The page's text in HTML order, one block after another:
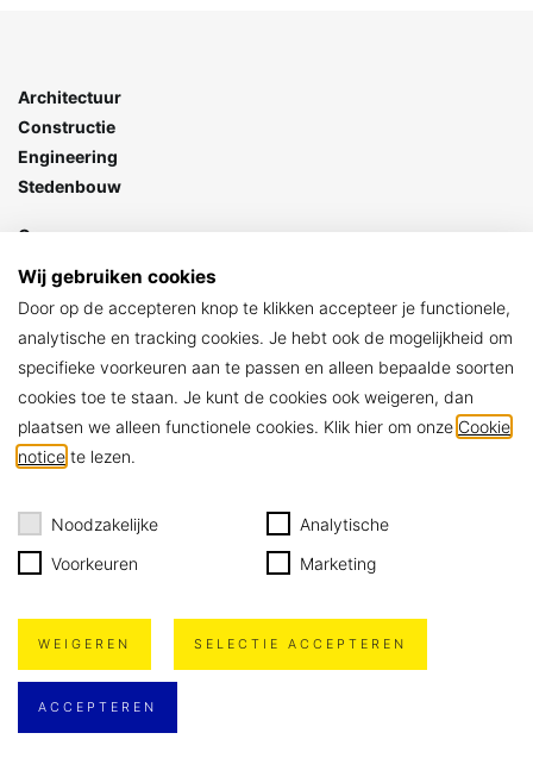
Architectuur
Constructie
Engineering
Stedenbouw
Goes
Stationspark 7
4462 DZ Goes
> Contact
ARCHIKON
Algemene voorwaarden
Privacy policy
Website doorBlackdesk
Wij gebruiken cookies
Door op de accepteren knop te klikken accepteer je functionele,
analytische en tracking cookies. Je hebt ook de mogelijkheid om
specifieke voorkeuren aan te passen en alleen bepaalde soorten
cookies toe te staan. Je kunt de cookies ook weigeren, dan
plaatsen we alleen functionele cookies. Klik hier om onze Cookie
notice te lezen.
Noodzakelijke
Analytische
Voorkeuren
Marketing
WEIGEREN SELECTIE ACCEPTEREN
ACCEPTEREN